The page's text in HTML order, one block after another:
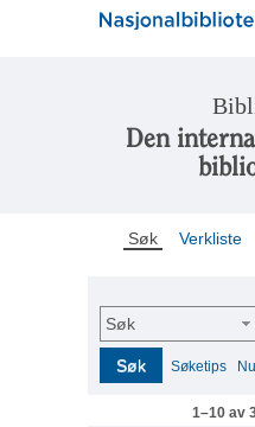
Den
Søk Verkliste
Søk
Søk Søketips
1–10 av